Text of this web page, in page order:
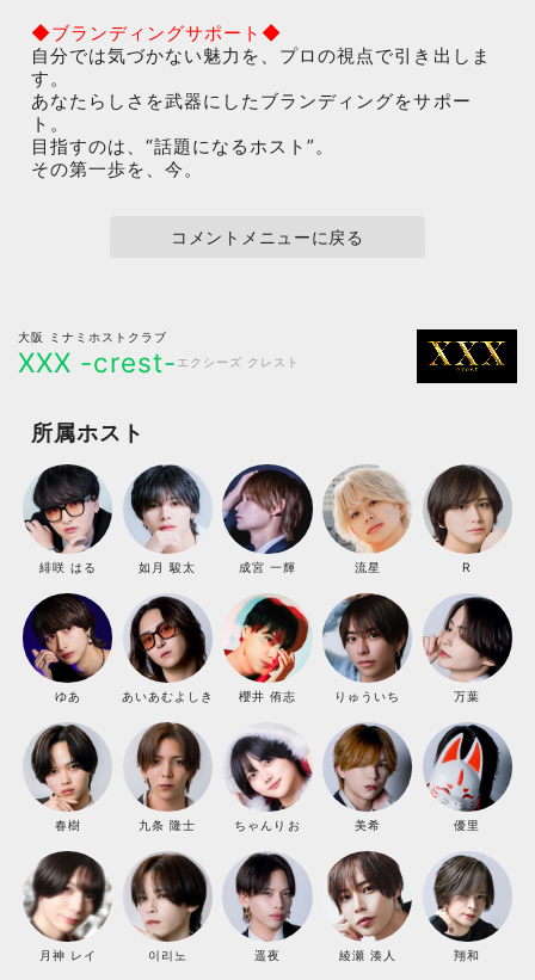
◆ブランディングサポート◆
自分では気づかない魅力を、プロの視点で引き出しま
す。
あなたらしさを武器にしたブランディングをサポー
ト。
目指すのは、“話題になるホスト”。
その第一歩を、今。
コメントメニューに戻る
大阪 ミナミホストクラブ
XXX -crest- エクシーズ クレスト
所属ホスト
緋咲 はる 如月 駿太 成宮 一輝 流星 R
ゆあ あいあむよしき 櫻井 侑志 りゅういち 万葉
春樹 九条 隆士 ちゃんりお 美希 優里
月神 レイ 이리노 遥夜 綾瀬 湊人 翔和